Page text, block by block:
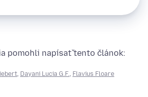
pomohli napísať tento článok:
Dayani Lucia G.F. Flavius Floare